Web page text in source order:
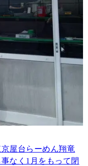
屋台らーめん翔竜
なく1月をもって閉